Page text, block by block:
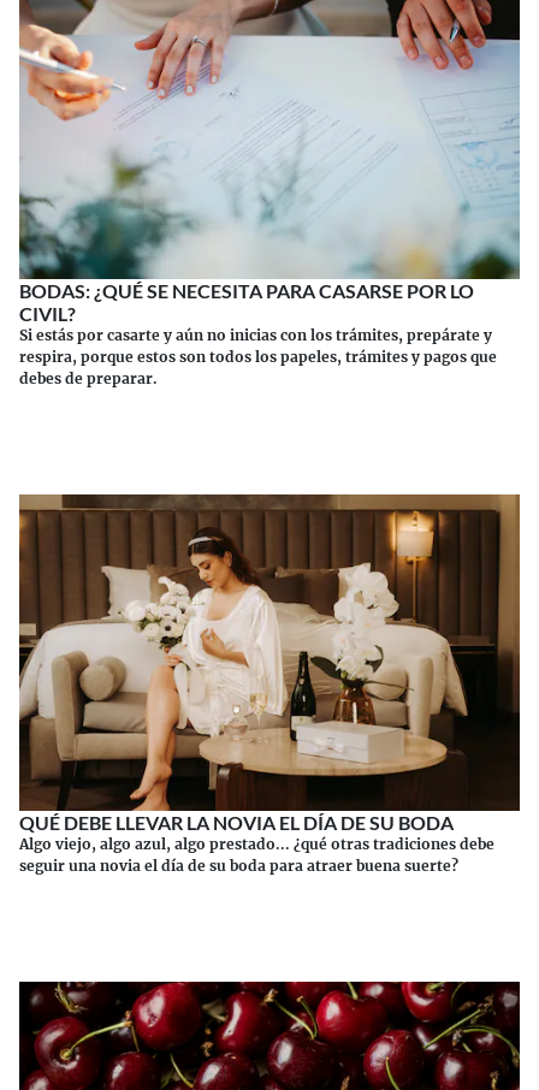
BODAS: ¿QUÉ SE NECESITA PARA CASARSE POR LO
CIVIL?
Si estás por casarte y aún no inicias con los trámites, prepárate y
respira, porque estos son todos los papeles, trámites y pagos que
debes de preparar.
QUÉ DEBE LLEVAR LA NOVIA EL DÍA DE SU BODA
Algo viejo, algo azul, algo prestado... ¿qué otras tradiciones debe
seguir una novia el día de su boda para atraer buena suerte?